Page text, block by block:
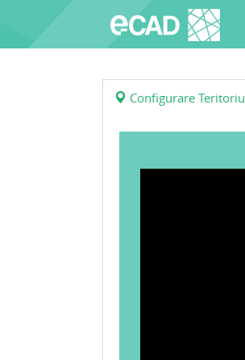
Configurare Teritoriu